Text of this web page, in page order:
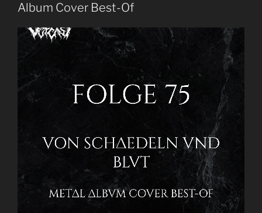
Album Cover Best-Of